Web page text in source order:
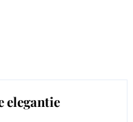
elegantie